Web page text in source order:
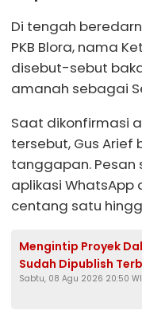
Di tengah
PKB Blora, nama
disebut-sebut
amanah sebagai
Saat dikonfirmasi
tersebut, Gus Arief
tanggapan. Pesan
aplikasi WhatsApp
centang satu
Mengintip Proyek
Sudah Dipublish
Drainase Senilai
Sabtu, 08 Agu 2026 20:50